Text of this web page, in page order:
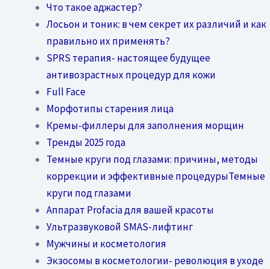
Что такое аджастер?
Лосьон и тоник: в чем секрет их различий и как
правильно их применять?
SPRS терапия- настоящее будущее
антивозрастных процедур для кожи
Full Face
Морфотипы старения лица
Кремы-филлеры для заполнения морщин
Тренды 2025 года
Темные круги под глазами: причины, методы
коррекции и эффективные процедурыТемные
круги под глазами
Аппарат Profacia для вашей красоты
Ультразвуковой SMAS-лифтинг
Мужчины и косметология
Экзосомы в косметологии- революция в уходе